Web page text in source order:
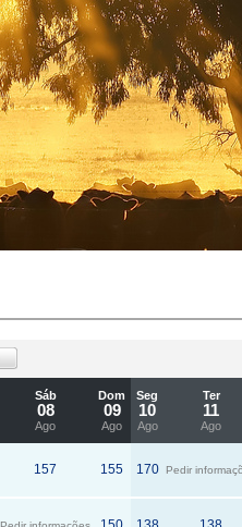
Sáb
08
Ago
Dom
09
Ago
Seg
10
Ago
Ter
11
Ago
157 155 170 Pedir